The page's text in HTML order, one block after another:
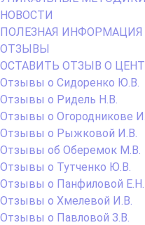
НОВОСТИ
ПОЛЕЗНАЯ ИНФОРМАЦИЯ
ОТЗЫВЫ
ОСТАВИТЬ ОТЗЫВ О
Отзывы о Сидоренко Ю.В.
Отзывы о Ридель Н.В.
Отзывы о Огородникове
Отзывы о Рыжковой И.В.
Отзывы об Оберемок М.В.
Отзывы о Тутченко Ю.В.
Отзывы о Панфиловой Е.Н.
Отзывы о Хмелевой И.В.
Отзывы о Павловой З.В.